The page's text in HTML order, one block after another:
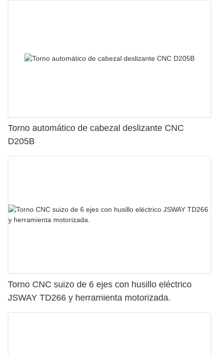
Torno automático de cabezal deslizante CNC
D205B
Torno CNC suizo de 6 ejes con husillo eléctrico
JSWAY TD266 y herramienta motorizada.